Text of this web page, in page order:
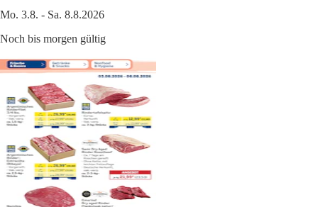
Mo. 3.8. - Sa. 8.8.2026
Noch bis morgen gültig